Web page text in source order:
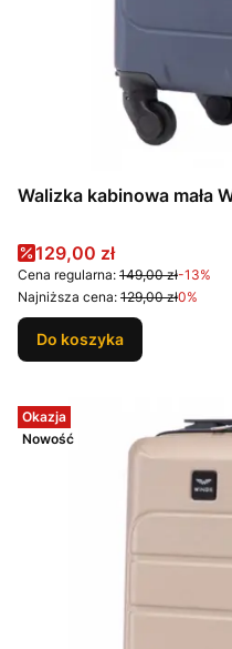
Walizka kabinowa mała
Cena promocyjna
129,00 zł
Cena regularna: 149,00 zł-13%
Najniższa cena: 129,00 zł0%
Do koszyka
Okazja
Nowość